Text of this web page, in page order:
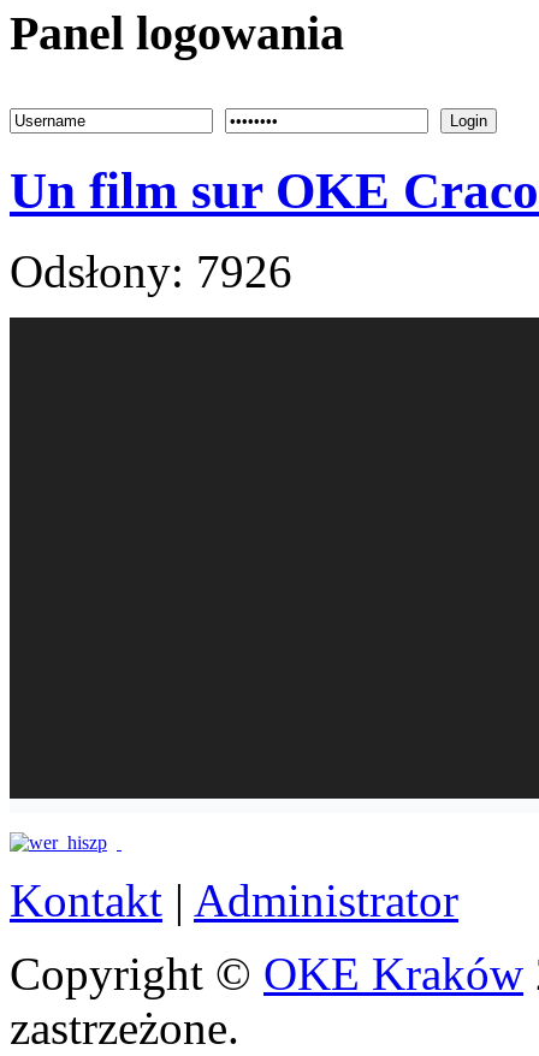
Panel logowania
Login
Un film sur OKE
Odsłony: 7926
Kontakt | Administrator
Copyright © OKE Kraków
zastrzeżone.